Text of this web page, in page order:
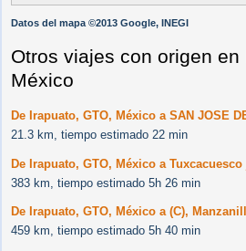
Datos del mapa ©2013 Google, INEGI
Otros viajes con origen en
México
De Irapuato, GTO, México a SAN JOSE
21.3 km, tiempo estimado 22 min
De Irapuato, GTO, México a Tuxcacuesco
383 km, tiempo estimado 5h 26 min
De Irapuato, GTO, México a (C),
459 km, tiempo estimado 5h 40 min